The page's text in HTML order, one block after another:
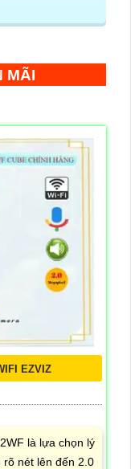
MÃI
EZVIZ
là lựa chọn lý
nét lên đến 2.0